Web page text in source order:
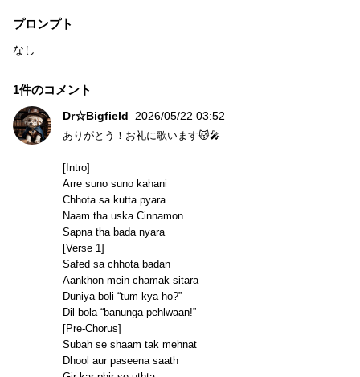
プロンプト
なし
1件のコメント
Dr☆Bigfield 2026/05/22 03:52
ありがとう！お礼に歌います😽🎤
[Intro]
Arre suno suno kahani
Chhota sa kutta pyara
Naam tha uska Cinnamon
Sapna tha bada nyara
[Verse 1]
Safed sa chhota badan
Aankhon mein chamak sitara
Duniya boli “tum kya ho?”
Dil bola “banunga pehlwaan!”
[Pre-Chorus]
Subah se shaam tak mehnat
Dhool aur paseena saath